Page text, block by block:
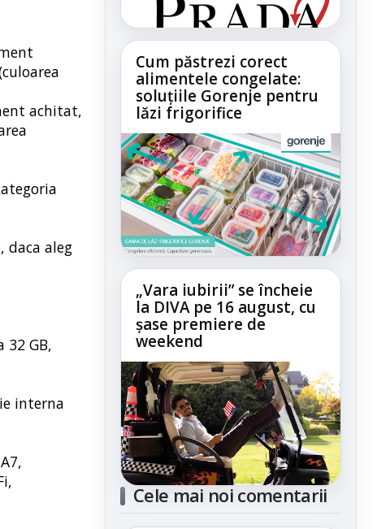
achitat,
daca aleg
32 GB,
interna
Cum păstrezi corect
alimentele congelate:
soluțiile Gorenje pentru
lăzi frigorifice
„Vara iubirii” se încheie
la DIVA pe 16 august, cu
șase premiere de
weekend
Cele mai noi comentarii